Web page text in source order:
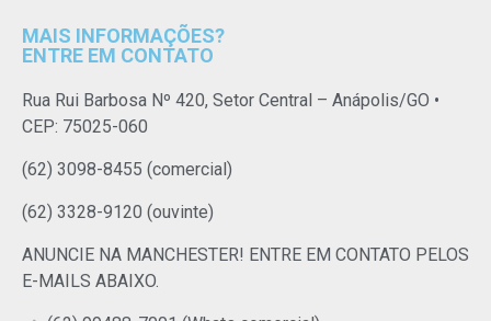
MAIS INFORMAÇÕES?
ENTRE EM CONTATO
Rua Rui Barbosa Nº 420, Setor Central – Anápolis/GO •
CEP: 75025-060
(62) 3098-8455 (comercial)
(62) 3328-9120 (ouvinte)
ANUNCIE NA MANCHESTER! ENTRE EM CONTATO PELOS
E-MAILS ABAIXO.